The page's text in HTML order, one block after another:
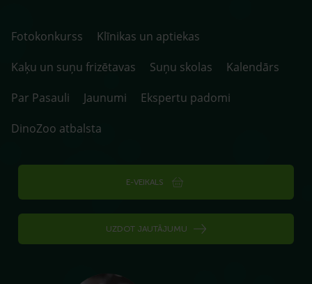
Fotokonkurss
Klīnikas un aptiekas
Kaķu un suņu frizētavas
Suņu skolas
Kalendārs
Par Pasauli
Jaunumi
Ekspertu padomi
DinoZoo atbalsta
E-VEIKALS
UZDOT JAUTĀJUMU